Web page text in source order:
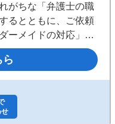
がちな「弁護士の職
るとともに、ご依頼
ーメイドの対応」を
いません。当事務所
新幹線や空港は勿
企業の多い渋谷・新
せ